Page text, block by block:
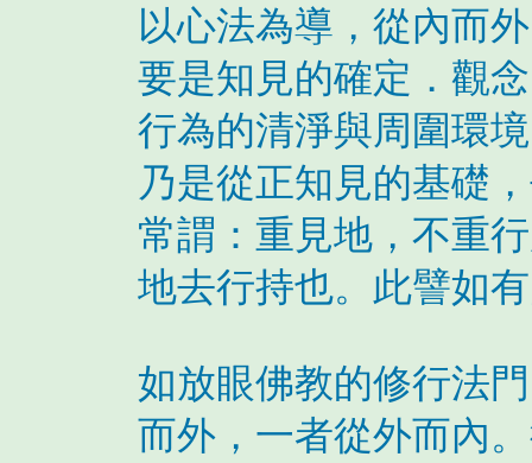
以心法為導，從內而
要是知見的確定．觀
行為的清淨與周圍環
乃是從正知見的基礎
常謂：重見地，不重
地去行持也。此譬如
如放眼佛教的修行法
而外，一者從外而內